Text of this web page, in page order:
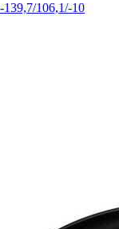
106,1/-10